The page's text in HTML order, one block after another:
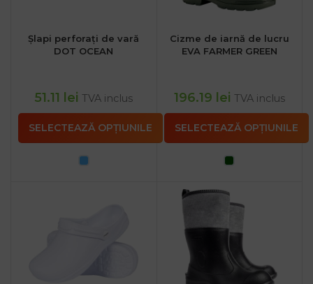
Șlapi perforați de vară
DOT OCEAN
51.11 lei TVA inclus
SELECTEAZĂ OPȚIUNILE
Cizme de iarnă de lucru
EVA FARMER GREEN
196.19 lei TVA inclus
SELECTEAZĂ OPȚIUNILE